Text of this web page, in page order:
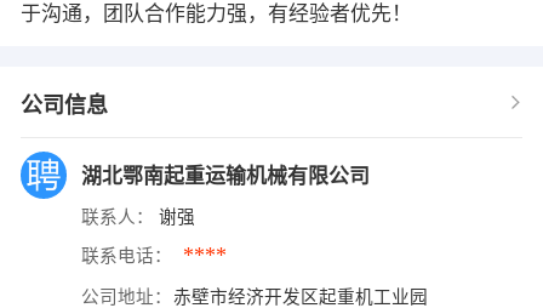
于沟通，团队合作能力强，有经验者优先！
公司信息
湖北鄂南起重运输机械有限公司
联系人： 谢强
联系电话： ****
公司地址： 赤壁市经济开发区起重机工业园